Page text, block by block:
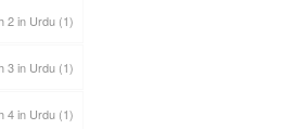
2 in Urdu(1)
3 in Urdu(1)
4 in Urdu(1)